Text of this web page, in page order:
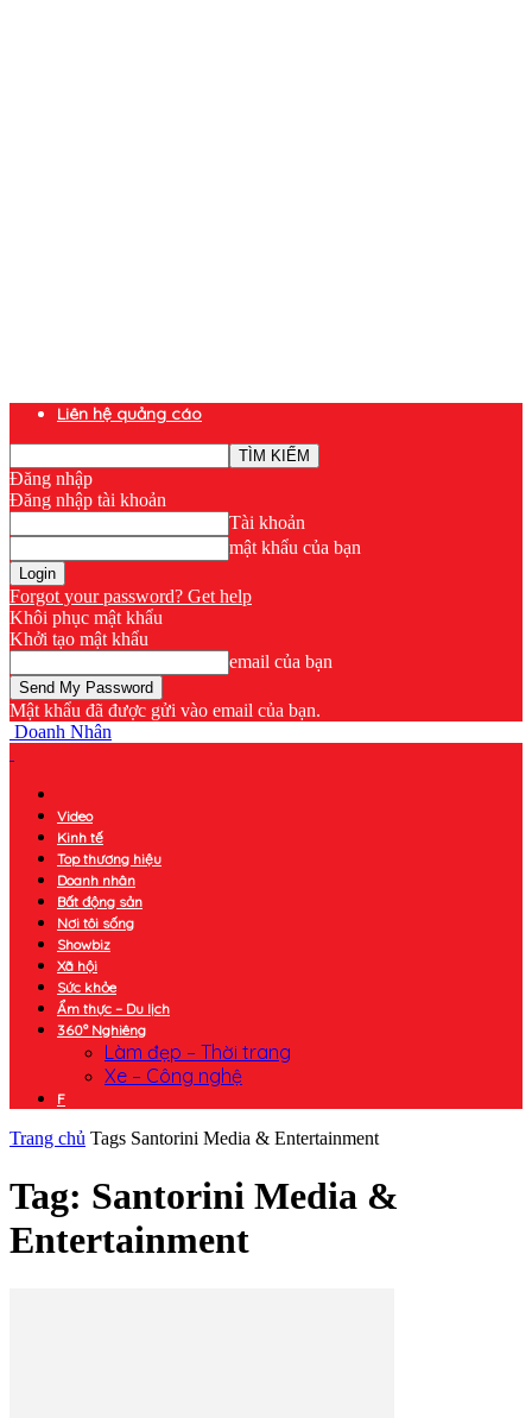
Liên hệ quảng cáo
Đăng nhập
Đăng nhập tài khoản
Tài khoản
mật khẩu của bạn
Forgot your password? Get help
Khôi phục mật khẩu
Khởi tạo mật khẩu
email của bạn
Mật khẩu đã được gửi vào email của bạn.
Doanh Nhân
Video
Kinh tế
Top thương hiệu
Doanh nhân
Bất động sản
Nơi tôi sống
Showbiz
Xã hội
Sức khỏe
Ẩm thực – Du lịch
360° Nghiêng
Làm đẹp – Thời trang
Xe – Công nghệ
F
Trang chủ Tags Santorini Media & Entertainment
Tag: Santorini Media &
Entertainment